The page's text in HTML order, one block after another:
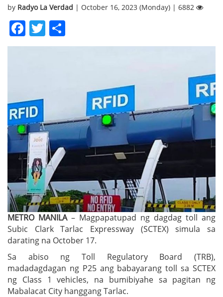
by Radyo La Verdad | October 16, 2023 (Monday) | 6882
Facebook
Twitter
METRO MANILA– Magpapatupad ng dagdag toll ang
Subic Clark Tarlac Expressway (SCTEX) simula sa
darating na October 17.
Sa abiso ng Toll Regulatory Board (TRB),
madadagdagan ng P25 ang babayarang toll sa SCTEX
ng Class 1 vehicles, na bumibiyahe sa pagitan ng
Mabalacat City hanggang Tarlac.